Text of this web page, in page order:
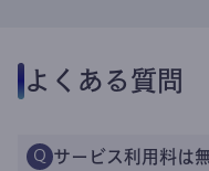
よくある質問
Q サービス利用料は